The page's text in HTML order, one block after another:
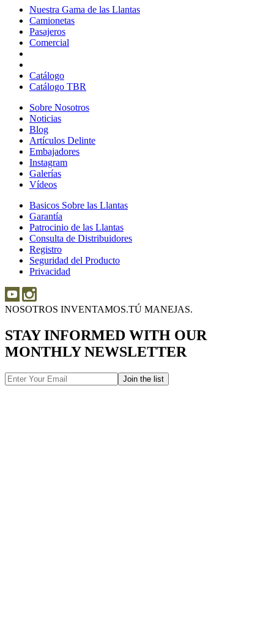
Nuestra Gama de las Llantas
Camionetas
Pasajeros
Comercial
Catálogo
Catálogo TBR
Sobre Nosotros
Noticias
Blog
Artículos Delinte
Embajadores
Instagram
Galerías
Vídeos
Basicos Sobre las Llantas
Llantas
Garantía
Patrocinio de las Llantas
de
Consulta de Distribuidores
Registro
Seguridad del Producto
Privacidad
NOSOTROS INVENTAMOS.TÚ MANEJAS.
STAY INFORMED WITH OUR
MONTHLY NEWSLETTER
Email
Address